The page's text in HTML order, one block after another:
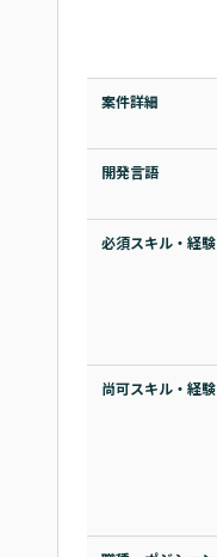
案件詳細
開発言語
必須スキル・経験
尚可スキル・経験